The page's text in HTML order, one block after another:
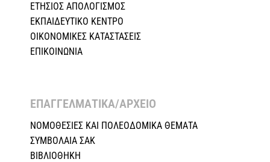
ΕΤΗΣΙΟΣ ΑΠΟΛΟΓΙΣΜΟΣ
ΕΚΠΑΙΔΕΥΤΙΚΟ ΚΕΝΤΡΟ
ΟΙΚΟΝΟΜΙΚΕΣ ΚΑΤΑΣΤΑΣΕΙΣ
ΕΠΙΚΟΙΝΩΝΙΑ
ΕΠΑΓΓΕΛΜΑΤΙΚΑ/ΑΡΧΕΙΟ ​
ΝΟΜΟΘΕΣΙΕΣ KAI ΠΟΛΕΟΔΟΜΙΚΑ ΘΕΜΑΤΑ
ΣΥΜΒΟΛΑΙΑ ΣΑΚ
ΒΙΒΛΙΟΘΗΚΗ